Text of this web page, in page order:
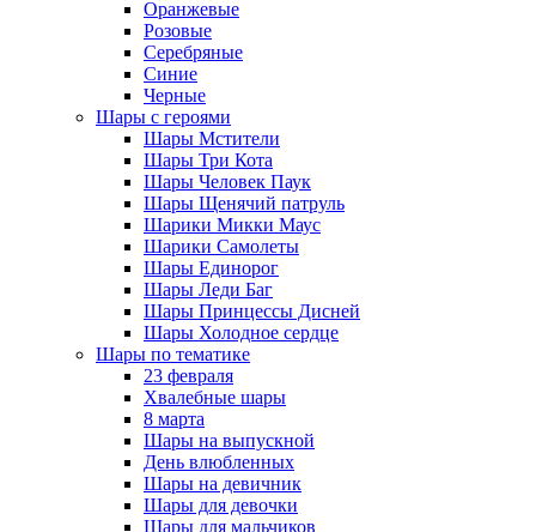
Оранжевые
Розовые
Серебряные
Синие
Черные
Шары с героями
Шары Мстители
Шары Три Кота
Шары Человек Паук
Шары Щенячий патруль
Шарики Микки Маус
Шарики Самолеты
Шары Единорог
Шары Леди Баг
Шары Принцессы Дисней
Шары Холодное сердце
Шары по тематике
23 февраля
Хвалебные шары
8 марта
Шары на выпускной
День влюбленных
Шары на девичник
Шары для девочки
Шары для мальчиков